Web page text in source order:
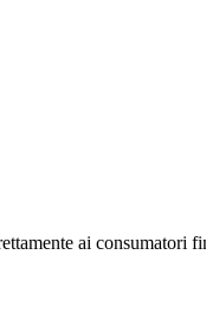
ai consumatori